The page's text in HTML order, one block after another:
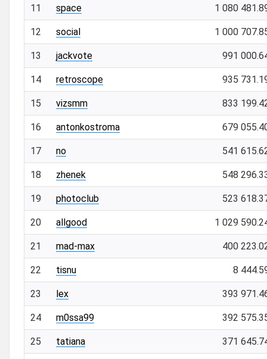
11 space 1 080
12 social 1 000
13 jackvote 991
14 retroscope 935
15 vizsmm 833
16 antonkostroma 679
17 no 541
18 zhenek 548
19 photoclub 523
20 allgood 1 029
21 mad-max 400
22 tisnu 8
23 lex 393
24 m0ssa99 392
25 tatiana 371